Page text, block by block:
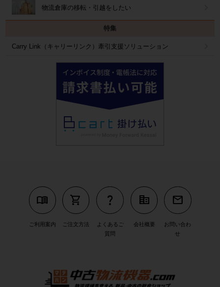
物流倉庫の移転・引越をしたい
特集
Carry Link（キャリーリンク）牽引支援ソリューション
menu_book
ご利用案内
shopping_cart
ご注文方法
question_mark
よくあるご
質問
corporate_fare
会社概要
mail
お問い合わ
せ